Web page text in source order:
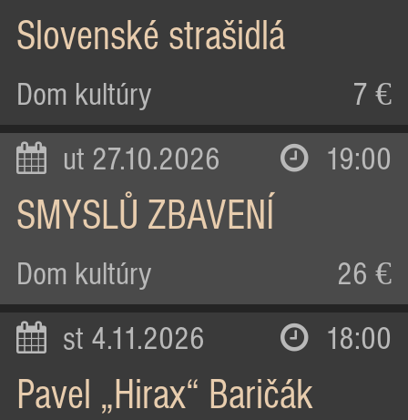
Slovenské strašidlá
Dom kultúry 7 €
ut 27.10.2026 19:00
SMYSLŮ ZBAVENÍ
Dom kultúry 26 €
st 4.11.2026 18:00
Pavel „Hirax“ Baričák